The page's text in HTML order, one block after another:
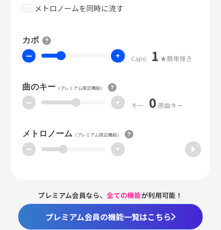
メトロノームを同時に流す
カポ
ー + Capo 1 ★簡単弾き
曲のキー（プレミアム限定機能）
ー + キー 0 原曲キー
メトロノーム （プレミアム限定機能）
ー +
プレミアム会員なら、全ての機能が利用可能！
プレミアム会員の機能一覧はこちら